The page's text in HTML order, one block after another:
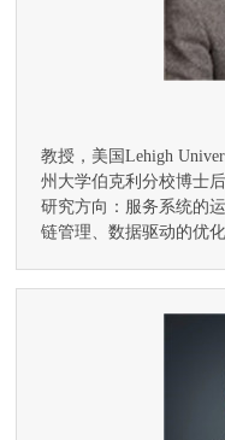
教授，美国Lehigh
州大学伯克利分校博士
研究方向：服务系统的
链管理、数据驱动的优